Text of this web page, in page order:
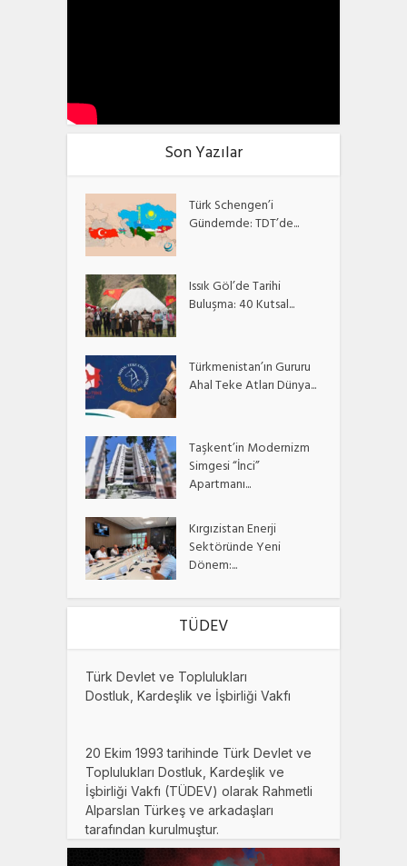
Son Yazılar
Türk Schengen’i
Gündemde: TDT’de...
Issık Göl’de Tarihi
Buluşma: 40 Kutsal...
Türkmenistan’ın Gururu
Ahal Teke Atları Dünya...
Taşkent’in Modernizm
Simgesi “İnci”
Apartmanı...
Kırgızistan Enerji
Sektöründe Yeni
Dönem:...
TÜDEV
Türk Devlet ve Toplulukları
Dostluk, Kardeşlik ve İşbirliği Vakfı
20 Ekim 1993 tarihinde Türk Devlet ve
Toplulukları Dostluk, Kardeşlik ve
İşbirliği Vakfı (TÜDEV) olarak Rahmetli
Alparslan Türkeş ve arkadaşları
tarafından kurulmuştur.